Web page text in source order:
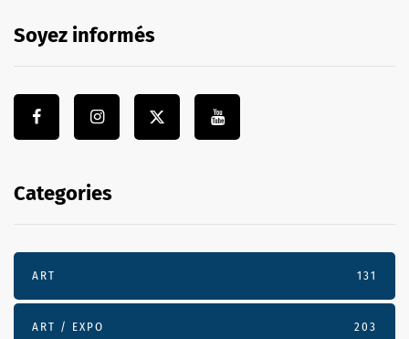
Soyez informés
Categories
ART 131
ART / EXPO 203